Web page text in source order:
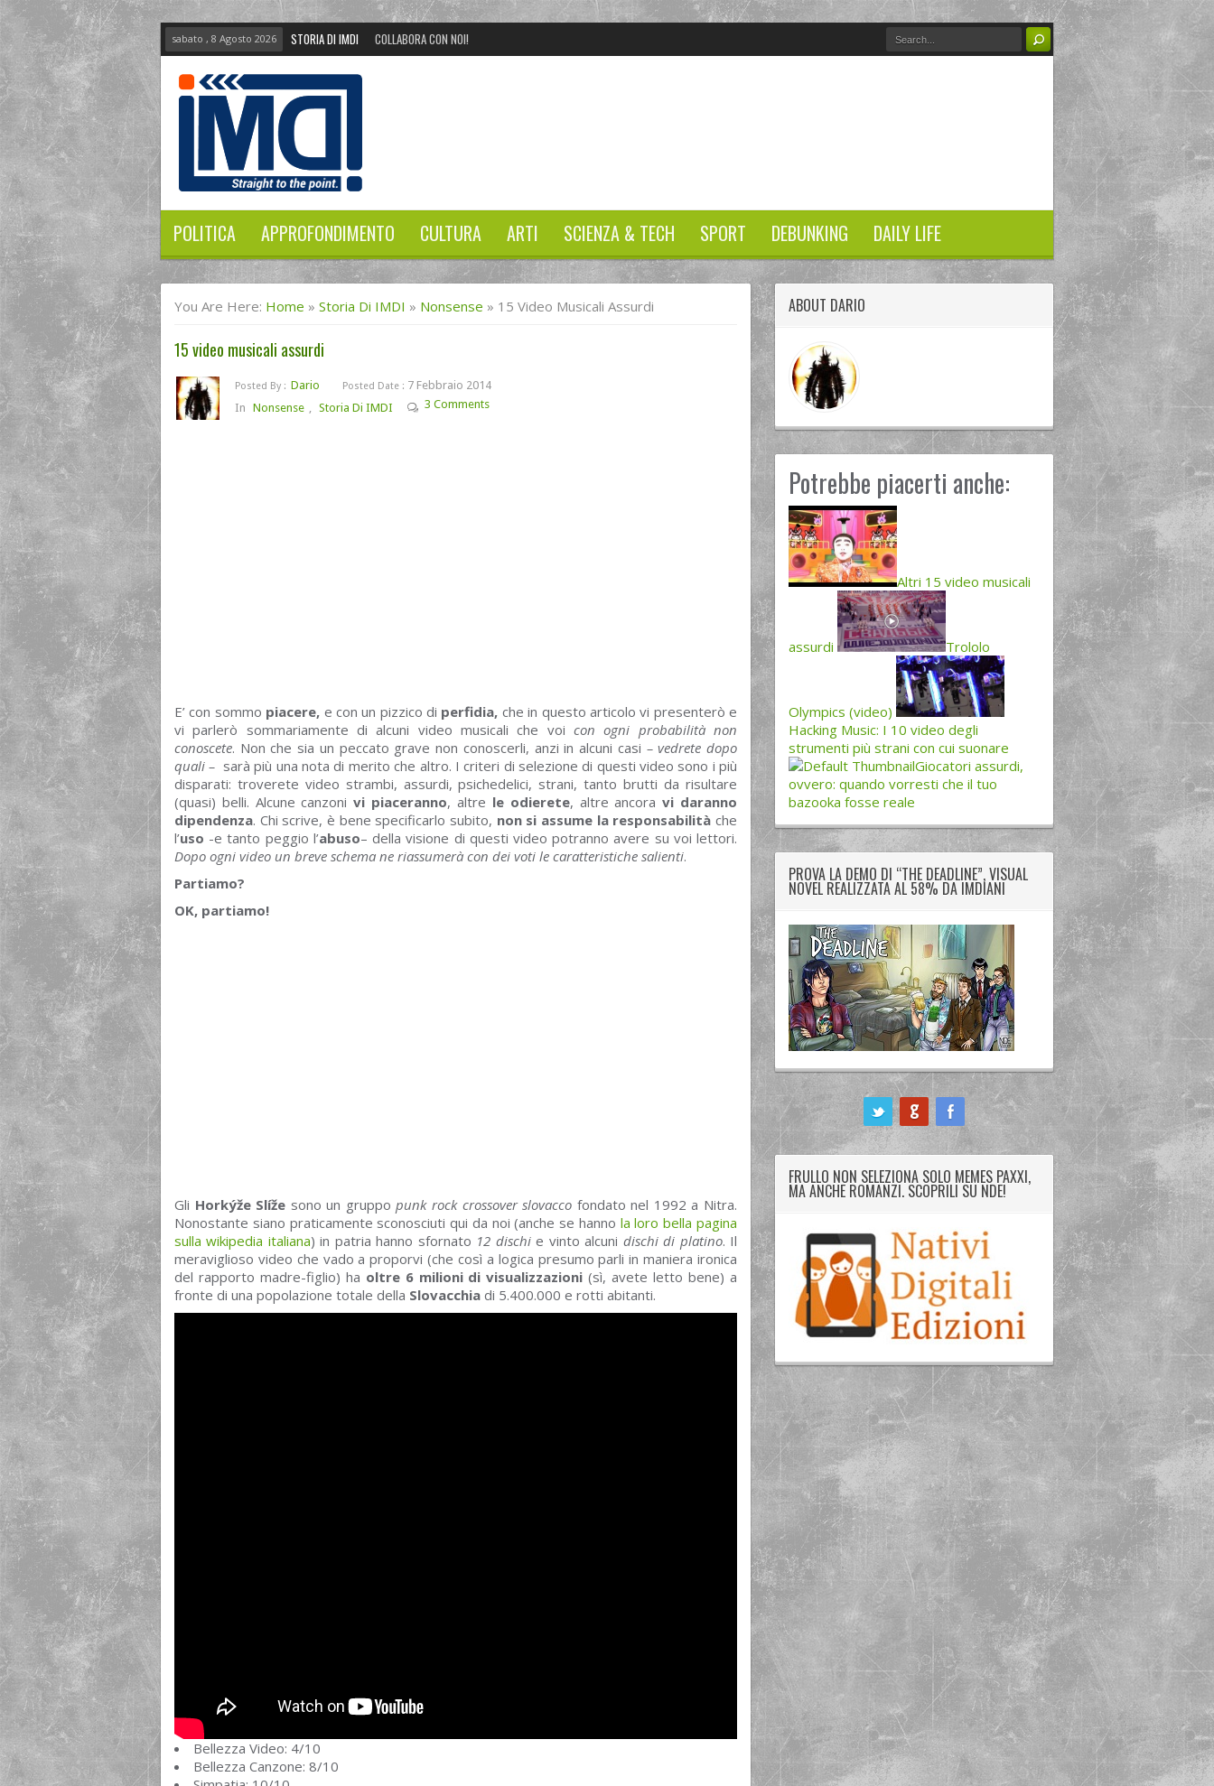
sabato , 8 Agosto 2026 STORIA DI IMDI COLLABORA CON NOI!
POLITICA APPROFONDIMENTO CULTURA ARTI SCIENZA & TECH SPORT DEBUNKING DAILY LIFE
You Are Here: Home » Storia Di IMDI » Nonsense » 15 Video Musicali Assurdi
15 video musicali assurdi
Posted By : Dario Posted Date : 7 Febbraio 2014
In Nonsense , Storia Di IMDI 3 Comments
E’ con sommo piacere, e con un pizzico di perfidia, che in questo articolo vi presenterò e
vi parlerò sommariamente di alcuni video musicali che voi con ogni probabilità non
conoscete. Non che sia un peccato grave non conoscerli, anzi in alcuni casi – vedrete dopo
quali – sarà più una nota di merito che altro. I criteri di selezione di questi video sono i più
disparati: troverete video strambi, assurdi, psichedelici, strani, tanto brutti da risultare
(quasi) belli. Alcune canzoni vi piaceranno, altre le odierete, altre ancoravi daranno
dipendenza. Chi scrive, è bene specificarlo subito, non si assume la responsabilità che
l’uso -e tanto peggio l’abuso– della visione di questi video potranno avere su voi lettori.
Dopo ogni video un breve schema ne riassumerà con dei voti le caratteristiche salienti.
Partiamo?
OK, partiamo!
Gli Horkýže Slíže sono un gruppopunk rock crossover slovacco fondato nel 1992 a Nitra.
Nonostante siano praticamente sconosciuti qui da noi (anche se hanno la loro bella pagina
sulla wikipedia italiana) in patria hanno sfornato 12 dischie vinto alcuni dischi di platino. Il
meraviglioso video che vado a proporvi (che così a logica presumo parli in maniera ironica
del rapporto madre-figlio) ha oltre 6 milioni di visualizzazioni (sì, avete letto bene) a
fronte di una popolazione totale della Slovacchia di 5.400.000 e rotti abitanti.
Bellezza Video: 4/10
Bellezza Canzone: 8/10
ABOUT DARIO
Potrebbe piacerti anche:
Altri 15 video musicali
assurdi Trololo
Olympics (video)
Hacking Music: I 10 video degli
strumenti più strani con cui suonare
Giocatori assurdi,
ovvero: quando vorresti che il tuo
bazooka fosse reale
PROVA LA DEMO DI “THE DEADLINE”, VISUAL
NOVEL REALIZZATA AL 58% DA IMDIANI
FRULLO NON SELEZIONA SOLO MEMES PAXXI,
MA ANCHE ROMANZI. SCOPRILI SU NDE!